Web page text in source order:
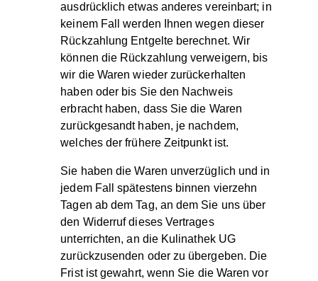
ausdrücklich etwas anderes vereinbart; in
keinem Fall werden Ihnen wegen dieser
Rückzahlung Entgelte berechnet. Wir
können die Rückzahlung verweigern, bis
wir die Waren wieder zurückerhalten
haben oder bis Sie den Nachweis
erbracht haben, dass Sie die Waren
zurückgesandt haben, je nachdem,
welches der frühere Zeitpunkt ist.
Sie haben die Waren unverzüglich und in
jedem Fall spätestens binnen vierzehn
Tagen ab dem Tag, an dem Sie uns über
den Widerruf dieses Vertrages
unterrichten, an die Kulinathek UG
zurückzusenden oder zu übergeben. Die
Frist ist gewahrt, wenn Sie die Waren vor